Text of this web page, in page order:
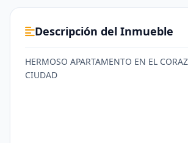
Descripción del Inmueble
HERMOSO APARTAMENTO EN EL
CIUDAD